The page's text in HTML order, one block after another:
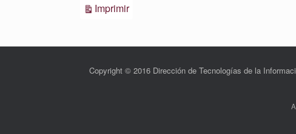
ImprimirVistas
Copyright © 2016 Dirección de Tecnologías de la